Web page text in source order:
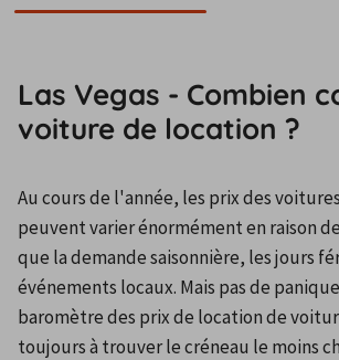
Las Vegas - Combien
voiture de location ?
Au cours de l'année, les prix des
peuvent varier énormément en raison
que la demande saisonnière, les jours
événements locaux. Mais pas de
baromètre des prix de location de
toujours à trouver le créneau le moins